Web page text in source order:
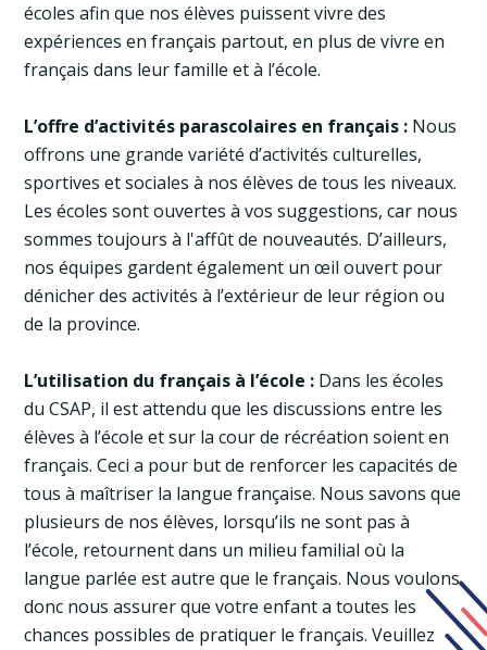
écoles afin que nos élèves puissent vivre des
expériences en français partout, en plus de vivre en
français dans leur famille et à l’école.
L’offre d’activités parascolaires en français : Nous
offrons une grande variété d’activités culturelles,
sportives et sociales à nos élèves de tous les niveaux.
Les écoles sont ouvertes à vos suggestions, car nous
sommes toujours à l'affût de nouveautés. D’ailleurs,
nos équipes gardent également un œil ouvert pour
dénicher des activités à l’extérieur de leur région ou
de la province.
L’utilisation du français à l’école : Dans les écoles
du CSAP, il est attendu que les discussions entre les
élèves à l’école et sur la cour de récréation soient en
français. Ceci a pour but de renforcer les capacités de
tous à maîtriser la langue française. Nous savons que
plusieurs de nos élèves, lorsqu’ils ne sont pas à
l’école, retournent dans un milieu familial où la
langue parlée est autre que le français. Nous voulons
donc nous assurer que votre enfant a toutes les
chances possibles de pratiquer le français. Veuillez